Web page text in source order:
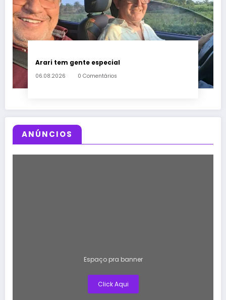
Arari tem gente especial
06.08.2026 0 Comentários
ANÚNCIOS
Espaço pra banner
Click Aqui